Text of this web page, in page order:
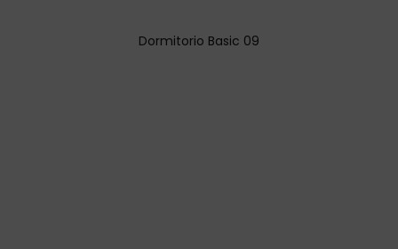
Dormitorio Basic 09